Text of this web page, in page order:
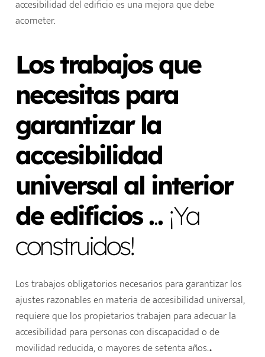
accesibilidad del edificio es una mejora que debe
acometer.
Los trabajos que
necesitas para
garantizar la
accesibilidad
universal al interior
de edificios ... ¡Ya
construidos!
Los trabajos obligatorios necesarios para garantizar los
ajustes razonables en materia de accesibilidad universal,
requiere que los propietarios trabajen para adecuar la
accesibilidad para personas con discapacidad o de
movilidad reducida, o mayores de setenta años...